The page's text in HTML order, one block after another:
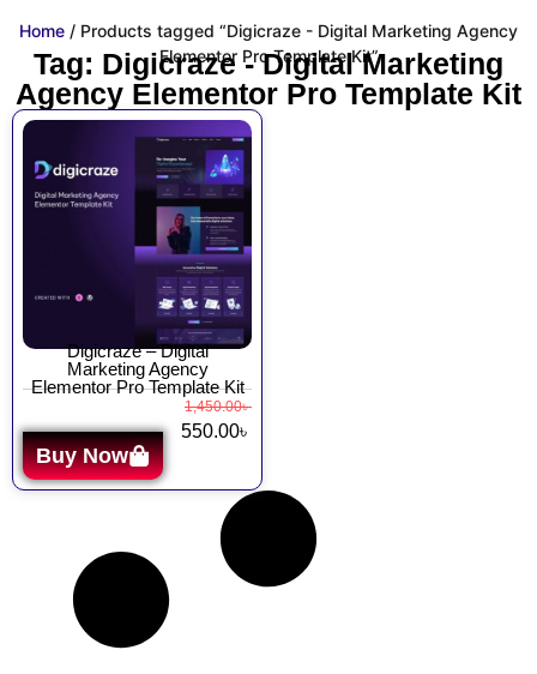
Home / Products tagged “Digicraze - Digital Marketing Agency
Elementor Pro Template Kit”
Tag: Digicraze - Digital Marketing
Agency Elementor Pro Template Kit
Digicraze – Digital
Marketing Agency
Elementor Pro Template Kit
1,450.00৳
550.00৳
Buy Now